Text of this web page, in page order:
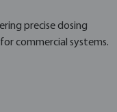
precise dosing
commercial systems.